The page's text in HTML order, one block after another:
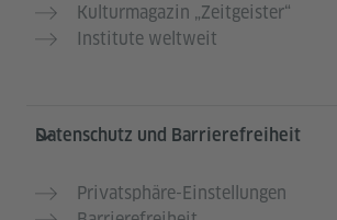
Kulturmagazin „Zeitgeister“
Institute weltweit
Datenschutz und Barrierefreiheit
Privatsphäre-Einstellungen